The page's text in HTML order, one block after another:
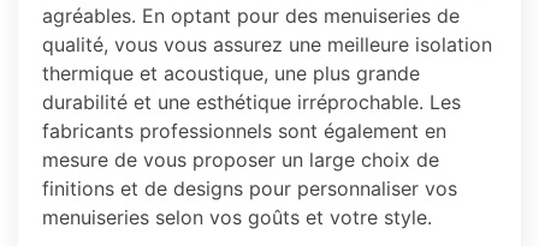
agréables. En optant pour des menuiseries de
qualité, vous vous assurez une meilleure isolation
thermique et acoustique, une plus grande
durabilité et une esthétique irréprochable. Les
fabricants professionnels sont également en
mesure de vous proposer un large choix de
finitions et de designs pour personnaliser vos
menuiseries selon vos goûts et votre style.